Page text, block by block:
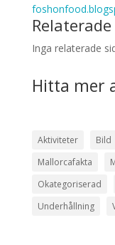
Inga relaterade
Hitta mer
Aktiviteter Bild
Mallorcafakta
Okategoriserad
Underhållning